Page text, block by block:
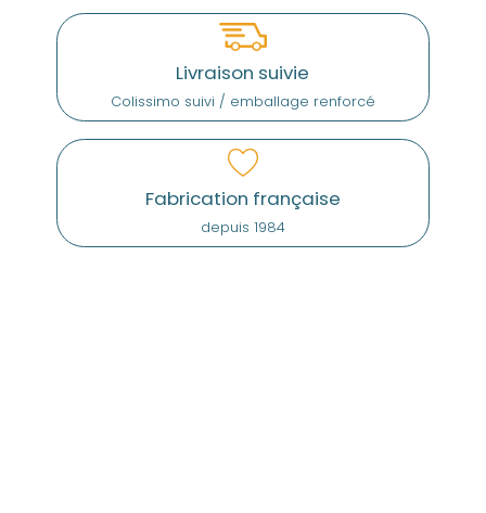
Livraison suivie
Colissimo suivi / emballage renforcé
Fabrication française
depuis 1984